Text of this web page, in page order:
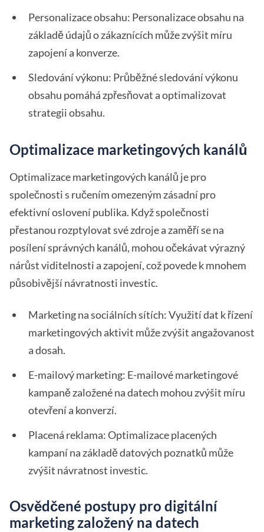
Personalizace obsahu: Personalizace obsahu na
základě údajů o zákaznících může zvýšit míru
zapojení a konverze.
Sledování výkonu: Průběžné sledování výkonu
obsahu pomáhá zpřesňovat a optimalizovat
strategii obsahu.
Optimalizace marketingových kanálů
Optimalizace marketingových kanálů je pro
společnosti s ručením omezeným zásadní pro
efektivní oslovení publika. Když společnosti
přestanou rozptylovat své zdroje a zaměří se na
posílení správných kanálů, mohou očekávat výrazný
nárůst viditelnosti a zapojení, což povede k mnohem
působivější návratnosti investic.
Marketing na sociálních sítích: Využití dat k řízení
marketingových aktivit může zvýšit angažovanost
a dosah.
E-mailový marketing: E-mailové marketingové
kampaně založené na datech mohou zvýšit míru
otevření a konverzí.
Placená reklama: Optimalizace placených
kampaní na základě datových poznatků může
zvýšit návratnost investic.
Osvědčené postupy pro digitální
marketing založený na datech